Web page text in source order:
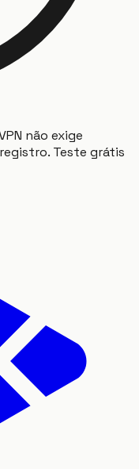
não exige
Teste grátis